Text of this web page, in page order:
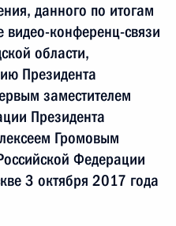
данного по итогам
конференц-связи
области,
Президента
заместителем
Президента
Громовым
Федерации
3 октября 2017 года